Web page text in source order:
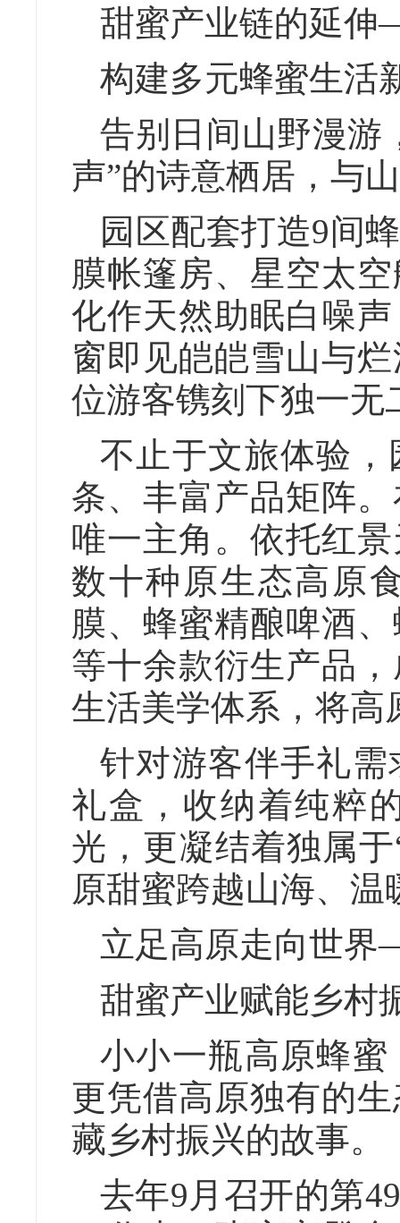
甜蜜产业链的延
构建多元蜂蜜生活
告别日间山野漫游
声”的诗意栖居，与
园区配套打造9间
膜帐篷房、星空太
化作天然助眠白噪
窗即见皑皑雪山与
位游客镌刻下独一无
不止于文旅体验
条、丰富产品矩阵
唯一主角。依托红
数十种原生态高原
膜、蜂蜜精酿啤酒
等十余款衍生产品
生活美学体系，将高
针对游客伴手礼
礼盒，收纳着纯粹
光，更凝结着独属
原甜蜜跨越山海、温
立足高原走向世
甜蜜产业赋能乡村
小小一瓶高原蜂
更凭借高原独有的
藏乡村振兴的故事。
去年9月召开的第